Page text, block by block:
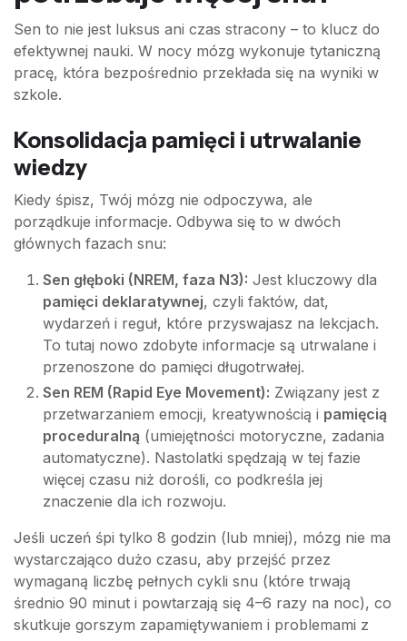
Sen to nie jest luksus ani czas stracony – to klucz do
efektywnej nauki. W nocy mózg wykonuje tytaniczną
pracę, która bezpośrednio przekłada się na wyniki w
szkole.
Konsolidacja pamięci i utrwalanie
wiedzy
Kiedy śpisz, Twój mózg nie odpoczywa, ale
porządkuje informacje. Odbywa się to w dwóch
głównych fazach snu:
Sen głęboki (NREM, faza N3): Jest kluczowy dla
pamięci deklaratywnej, czyli faktów, dat,
wydarzeń i reguł, które przyswajasz na lekcjach.
To tutaj nowo zdobyte informacje są utrwalane i
przenoszone do pamięci długotrwałej.
Sen REM (Rapid Eye Movement): Związany jest z
przetwarzaniem emocji, kreatywnością i pamięcią
proceduralną (umiejętności motoryczne, zadania
automatyczne). Nastolatki spędzają w tej fazie
więcej czasu niż dorośli, co podkreśla jej
znaczenie dla ich rozwoju.
Jeśli uczeń śpi tylko 8 godzin (lub mniej), mózg nie ma
wystarczająco dużo czasu, aby przejść przez
wymaganą liczbę pełnych cykli snu (które trwają
średnio 90 minut i powtarzają się 4–6 razy na noc), co
skutkuje gorszym zapamiętywaniem i problemami z